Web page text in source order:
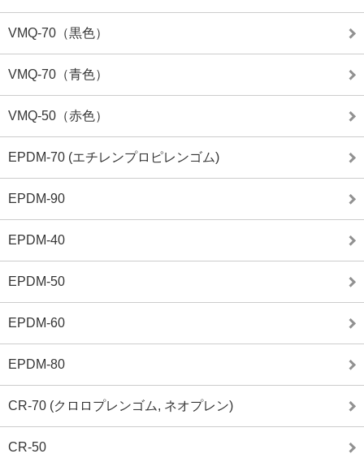
VMQ-70（黒色）
VMQ-70（青色）
VMQ-50（赤色）
EPDM-70 (エチレンプロピレンゴム)
EPDM-90
EPDM-40
EPDM-50
EPDM-60
EPDM-80
CR-70 (クロロプレンゴム, ネオプレン)
CR-50